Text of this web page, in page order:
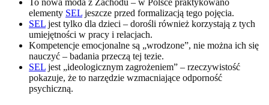
To nowa moda z Zachodu – w Polsce praktykowano
elementy SEL jeszcze przed formalizacją tego pojęcia.
SEL jest tylko dla dzieci – dorośli również korzystają z tych
umiejętności w pracy i relacjach.
Kompetencje emocjonalne są „wrodzone”, nie można ich się
nauczyć – badania przeczą tej tezie.
SEL jest „ideologicznym zagrożeniem” – rzeczywistość
pokazuje, że to narzędzie wzmacniające odporność
psychiczną.